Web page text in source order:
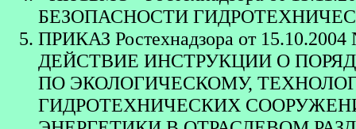
БЕЗОПАСНОСТИ
ПРИКАЗ Ростехнадзора от
ДЕЙСТВИЕ ИНСТРУКЦИИ О
ПО ЭКОЛОГИЧЕСКОМУ,
ГИДРОТЕХНИЧЕСКИХ